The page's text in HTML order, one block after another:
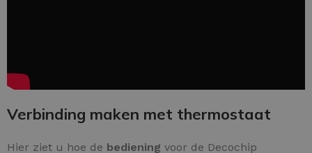
Verbinding maken met thermostaat
Hier ziet u hoe de bediening voor de Decochip